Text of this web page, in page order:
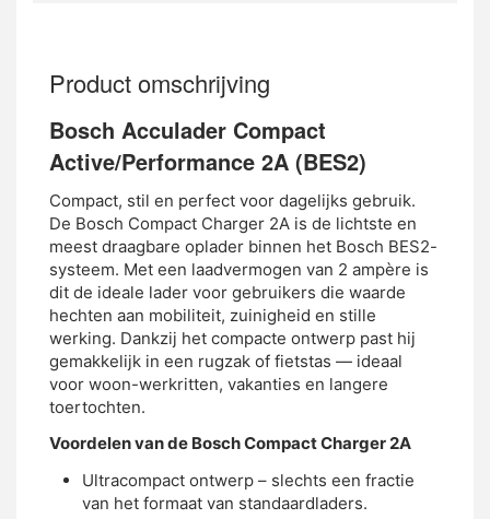
Product omschrijving
Bosch Acculader Compact
Active/Performance 2A (BES2)
Compact, stil en perfect voor dagelijks gebruik.
De Bosch Compact Charger 2A is de lichtste en
meest draagbare oplader binnen het Bosch BES2-
systeem. Met een laadvermogen van 2 ampère is
dit de ideale lader voor gebruikers die waarde
hechten aan mobiliteit, zuinigheid en stille
werking. Dankzij het compacte ontwerp past hij
gemakkelijk in een rugzak of fietstas — ideaal
voor woon-werkritten, vakanties en langere
toertochten.
Voordelen van de Bosch Compact Charger 2A
Ultracompact ontwerp – slechts een fractie
van het formaat van standaardladers.